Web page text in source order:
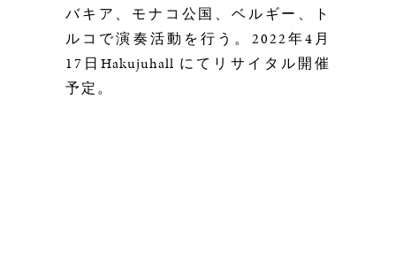
バキア、モナコ公国、ベルギー、ト
ルコで演奏活動を行う。 2022年4月
17日Hakujuhall にてリサイタル開催
予定。